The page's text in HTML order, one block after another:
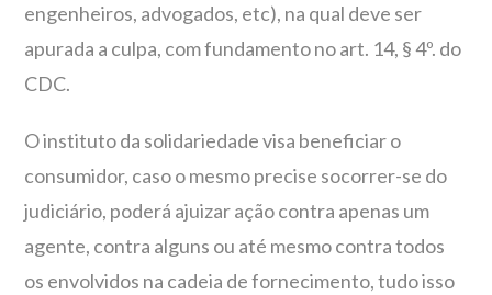
engenheiros, advogados, etc), na qual deve ser
apurada a culpa, com fundamento no art. 14, § 4º. do
CDC.
O instituto da solidariedade visa beneficiar o
consumidor, caso o mesmo precise socorrer-se do
judiciário, poderá ajuizar ação contra apenas um
agente, contra alguns ou até mesmo contra todos
os envolvidos na cadeia de fornecimento, tudo isso